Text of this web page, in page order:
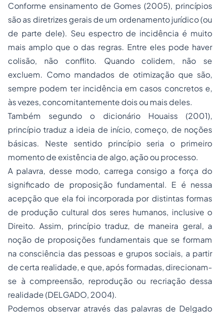
Conforme ensinamento de Gomes (2005), princípios
são as diretrizes gerais de um ordenamento jurídico (ou
de parte dele). Seu espectro de incidência é muito
mais amplo que o das regras. Entre eles pode haver
colisão, não conflito. Quando colidem, não se
excluem. Como mandados de otimização que são,
sempre podem ter incidência em casos concretos e,
às vezes, concomitantemente dois ou mais deles.
Também segundo o dicionário Houaiss (2001),
princípio traduz a ideia de início, começo, de noções
básicas. Neste sentido princípio seria o primeiro
momento de existência de algo, ação ou processo.
A palavra, desse modo, carrega consigo a força do
significado de proposição fundamental. E é nessa
acepção que ela foi incorporada por distintas formas
de produção cultural dos seres humanos, inclusive o
Direito. Assim, princípio traduz, de maneira geral, a
noção de proposições fundamentais que se formam
na consciência das pessoas e grupos sociais, a partir
de certa realidade, e que, após formadas, direcionam-
se à compreensão, reprodução ou recriação dessa
realidade (DELGADO, 2004).
Podemos observar através das palavras de Delgado